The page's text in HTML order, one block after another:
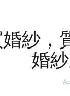
紗，
婚